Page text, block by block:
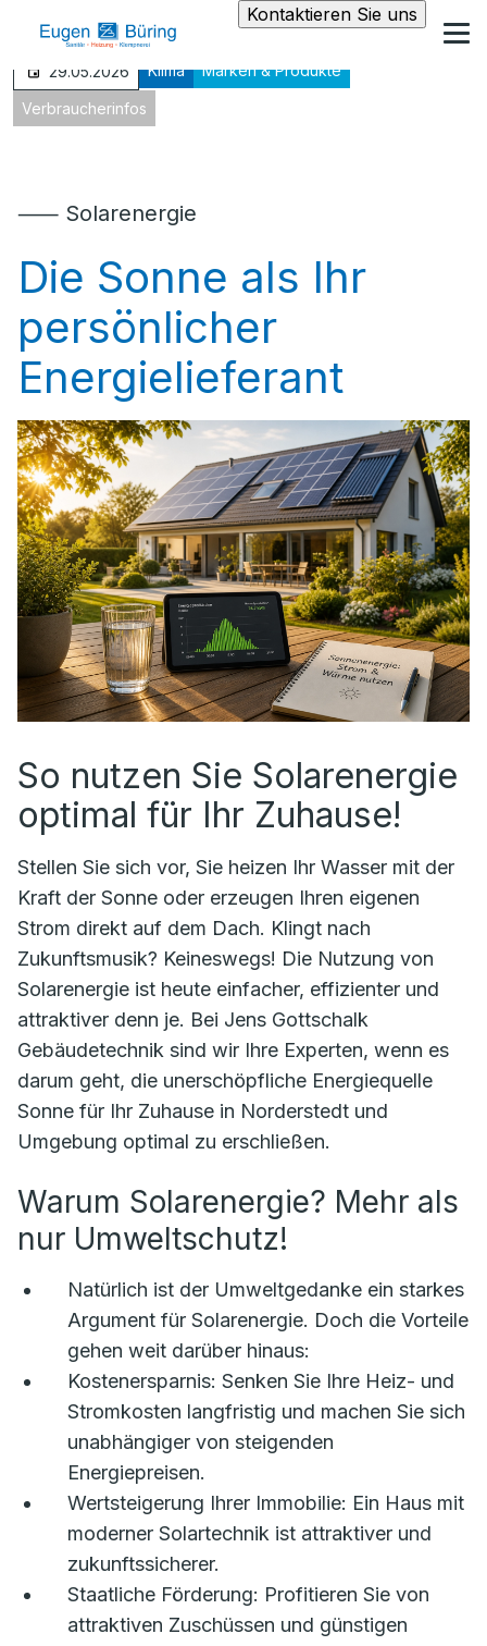
Kontaktieren Sie uns
29.05.2026 Klima Marken & Produkte
Verbraucherinfos
⸺ Solarenergie
Die Sonne als Ihr
persönlicher
Energielieferant
So nutzen Sie Solarenergie
optimal für Ihr Zuhause!
Stellen Sie sich vor, Sie heizen Ihr Wasser mit der
Kraft der Sonne oder erzeugen Ihren eigenen
Strom direkt auf dem Dach. Klingt nach
Zukunftsmusik? Keineswegs! Die Nutzung von
Solarenergie ist heute einfacher, effizienter und
attraktiver denn je. Bei Jens Gottschalk
Gebäudetechnik sind wir Ihre Experten, wenn es
darum geht, die unerschöpfliche Energiequelle
Sonne für Ihr Zuhause in Norderstedt und
Umgebung optimal zu erschließen.
Warum Solarenergie? Mehr als
nur Umweltschutz!
Natürlich ist der Umweltgedanke ein starkes
Argument für Solarenergie. Doch die Vorteile
gehen weit darüber hinaus:
Kostenersparnis: Senken Sie Ihre Heiz- und
Stromkosten langfristig und machen Sie sich
unabhängiger von steigenden
Energiepreisen.
Wertsteigerung Ihrer Immobilie: Ein Haus mit
moderner Solartechnik ist attraktiver und
zukunftssicherer.
Staatliche Förderung: Profitieren Sie von
attraktiven Zuschüssen und günstigen